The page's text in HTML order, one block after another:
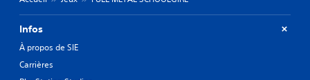
Infos
À propos de SIE
Carrières